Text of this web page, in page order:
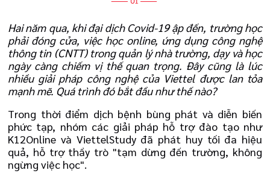
Hai năm qua, khi đại dịch Covid-19 ập đến, trường học
phải đóng cửa, việc học online, ứng dụng công nghệ
thông tin (CNTT) trong quản lý nhà trường, dạy và học
ngày càng chiếm vị thế quan trọng. Đây cũng là lúc
nhiều giải pháp công nghệ của Viettel được lan tỏa
mạnh mẽ. Quá trình đó bắt đầu như thế nào?
Trong thời điểm dịch bệnh bùng phát và diễn biến
phức tạp, nhóm các giải pháp hỗ trợ đào tạo như
K12Online và ViettelStudy đã phát huy tối đa hiệu
quả, hỗ trợ thầy trò "tạm dừng đến trường, không
ngừng việc học".